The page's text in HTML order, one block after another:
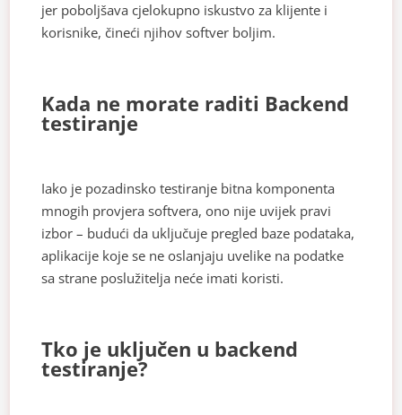
jer poboljšava cjelokupno iskustvo za klijente i
korisnike, čineći njihov softver boljim.
Kada ne morate raditi Backend
testiranje
Iako je pozadinsko testiranje bitna komponenta
mnogih provjera softvera, ono nije uvijek pravi
izbor – budući da uključuje pregled baze podataka,
aplikacije koje se ne oslanjaju uvelike na podatke
sa strane poslužitelja neće imati koristi.
Tko je uključen u backend
testiranje?